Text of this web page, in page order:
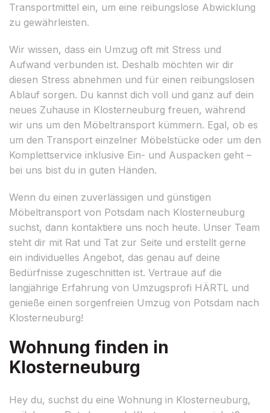
Transportmittel ein, um eine reibungslose Abwicklung
zu gewährleisten.
Wir wissen, dass ein Umzug oft mit Stress und
Aufwand verbunden ist. Deshalb möchten wir dir
diesen Stress abnehmen und für einen reibungslosen
Ablauf sorgen. Du kannst dich voll und ganz auf dein
neues Zuhause in Klosterneuburg freuen, während
wir uns um den Möbeltransport kümmern. Egal, ob es
um den Transport einzelner Möbelstücke oder um den
Komplettservice inklusive Ein- und Auspacken geht –
bei uns bist du in guten Händen.
Wenn du einen zuverlässigen und günstigen
Möbeltransport von Potsdam nach Klosterneuburg
suchst, dann kontaktiere uns noch heute. Unser Team
steht dir mit Rat und Tat zur Seite und erstellt gerne
ein individuelles Angebot, das genau auf deine
Bedürfnisse zugeschnitten ist. Vertraue auf die
langjährige Erfahrung von Umzugsprofi HÄRTL und
genieße einen sorgenfreien Umzug von Potsdam nach
Klosterneuburg!
Wohnung finden in
Klosterneuburg
Hey du, suchst du eine Wohnung in Klosterneuburg,